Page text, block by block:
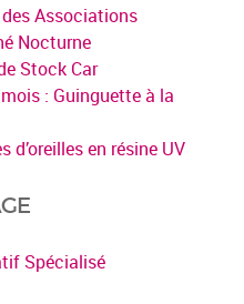
Associations
Nocturne
Stock Car
: Guinguette à la
en résine UV
Spécialisé